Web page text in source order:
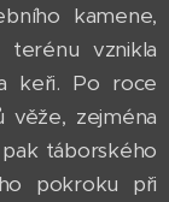
kamene,
vznikla
keři. Po roce
věže, zejména
táborského
pokroku při